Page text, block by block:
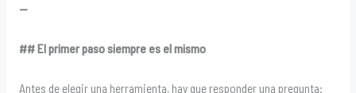
—
## El primer paso siempre es el mismo
Antes de elegir una herramienta, hay que responder una pregunta: